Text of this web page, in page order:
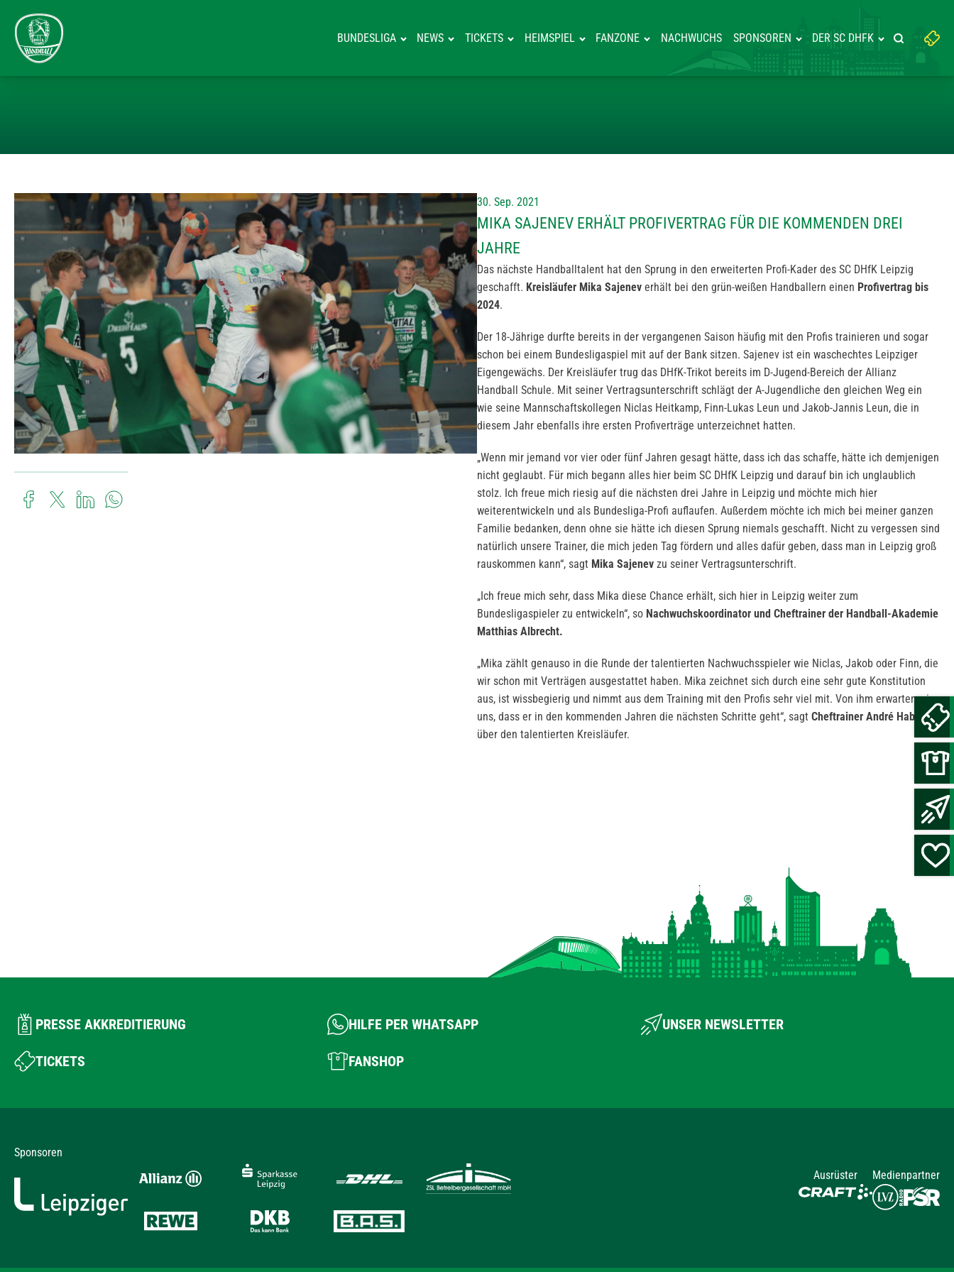
BUNDESLIGA NEWS TICKETS HEIMSPIEL FANZONE NACHWUCHS SPONSOREN DER SC DHFK
Suchbegriff
eingeben:
Suche
30. Sep. 2021
MIKA SAJENEV ERHÄLT PROFIVERTRAG FÜR DIE KOMMENDEN DREI
JAHRE
Das nächste Handballtalent hat den Sprung in den erweiterten Profi-Kader des SC DHfK Leipzig
geschafft. Kreisläufer Mika Sajenev erhält bei den grün-weißen Handballern einen Profivertrag bis
2024.
Der 18-Jährige durfte bereits in der vergangenen Saison häufig mit den Profis trainieren und sogar
schon bei einem Bundesligaspiel mit auf der Bank sitzen. Sajenev ist ein waschechtes Leipziger
Eigengewächs. Der Kreisläufer trug das DHfK-Trikot bereits im D-Jugend-Bereich der Allianz
Handball Schule. Mit seiner Vertragsunterschrift schlägt der A-Jugendliche den gleichen Weg ein
wie seine Mannschaftskollegen Niclas Heitkamp, Finn-Lukas Leun und Jakob-Jannis Leun, die in
diesem Jahr ebenfalls ihre ersten Profiverträge unterzeichnet hatten.
„Wenn mir jemand vor vier oder fünf Jahren gesagt hätte, dass ich das schaffe, hätte ich demjenigen
nicht geglaubt. Für mich begann alles hier beim SC DHfK Leipzig und darauf bin ich unglaublich
stolz. Ich freue mich riesig auf die nächsten drei Jahre in Leipzig und möchte mich hier
weiterentwickeln und als Bundesliga-Profi auflaufen. Außerdem möchte ich mich bei meiner ganzen
Familie bedanken, denn ohne sie hätte ich diesen Sprung niemals geschafft. Nicht zu vergessen sind
natürlich unsere Trainer, die mich jeden Tag fördern und alles dafür geben, dass man in Leipzig groß
rauskommen kann“, sagt Mika Sajenev zu seiner Vertragsunterschrift.
„Ich freue mich sehr, dass Mika diese Chance erhält, sich hier in Leipzig weiter zum
Bundesligaspieler zu entwickeln“, so Nachwuchskoordinator und Cheftrainer der Handball-Akademie
Matthias Albrecht.
„Mika zählt genauso in die Runde der talentierten Nachwuchsspieler wie Niclas, Jakob oder Finn, die
wir schon mit Verträgen ausgestattet haben. Mika zeichnet sich durch eine sehr gute Konstitution
aus, ist wissbegierig und nimmt aus dem Training mit den Profis sehr viel mit. Von ihm erwarten wir
uns, dass er in den kommenden Jahren die nächsten Schritte geht“, sagt Cheftrainer André Haber
über den talentierten Kreisläufer.
PRESSE AKKREDITIERUNG HILFE PER WHATSAPP UNSER NEWSLETTER
TICKETS FANSHOP
Sponsoren
Ausrüster
Medienpartner